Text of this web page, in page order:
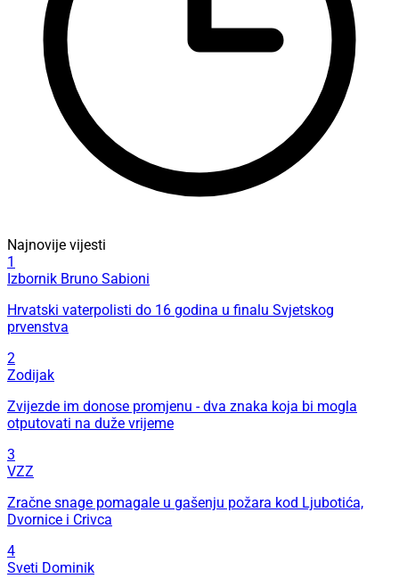
Najnovije vijesti
1
Izbornik Bruno Sabioni
Hrvatski vaterpolisti do 16 godina u finalu Svjetskog
prvenstva
2
Zodijak
Zvijezde im donose promjenu - dva znaka koja bi mogla
otputovati na duže vrijeme
3
VZZ
Zračne snage pomagale u gašenju požara kod Ljubotića,
Dvornice i Crivca
4
Sveti Dominik